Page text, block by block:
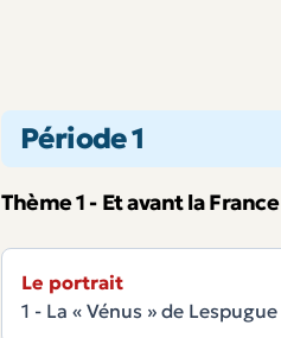
Période 1
Thème 1 - Et avant la France
Le portrait
1 - La « Vénus » de Lespugue